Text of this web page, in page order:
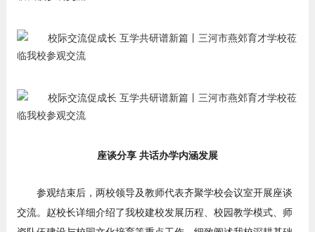
座谈分享 共话办学内涵发展
参观结束后，两校领导及教师代表齐聚学校会议室开展座谈
交流。赵校长详细介绍了我校建校发展历程、校园教学模式、师